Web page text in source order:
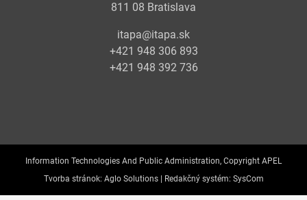
811 08 Bratislava
itapa@itapa.sk
+421 948 306 893
+421 948 392 736
Information Technologies And Public Administration, Copyright APEL
Tvorba stránok: Aglo Solutions | Redakčný systém: SysCom